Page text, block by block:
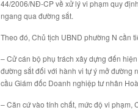
44/2006/NĐ-CP về xử lý vi phạm quy
ngang qua đường sắt.
Theo đó, Chủ tịch UBND phường N cần
– Cử cán bộ phụ trách xây dựng đến
đường sắt đối với hành vi tự ý mở đường
cầu Giám đốc Doanh nghiệp tư nhân
– Căn cứ vào tính chất, mức độ vi phạm,